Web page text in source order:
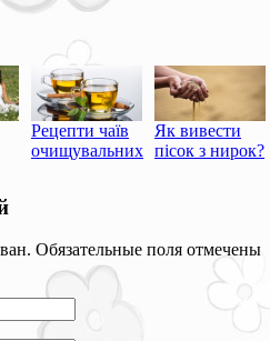
Рецепти чаїв
очищувальних
Як вивести
пісок з нирок?
Обязательные поля отмечены